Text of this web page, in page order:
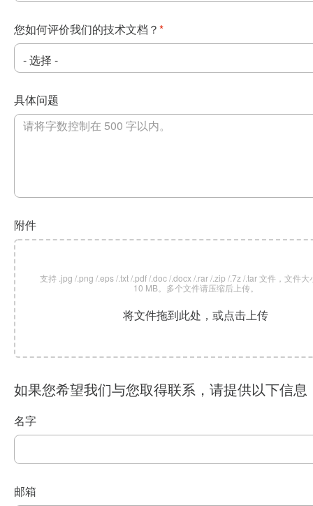
您如何评价我们的技术文档？ *
具体问题
附件
支持 .jpg /.png /.eps /.txt /.pdf /.doc /.docx /.rar /.zip /.7z /.tar 文件，文件大
10 MB。多个文件请压缩后上传。
将文件拖到此处，或点击上传
如果您希望我们与您取得联系，请提供以下信息
名字
邮箱